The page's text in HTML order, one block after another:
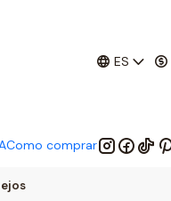
ES
Como comprar